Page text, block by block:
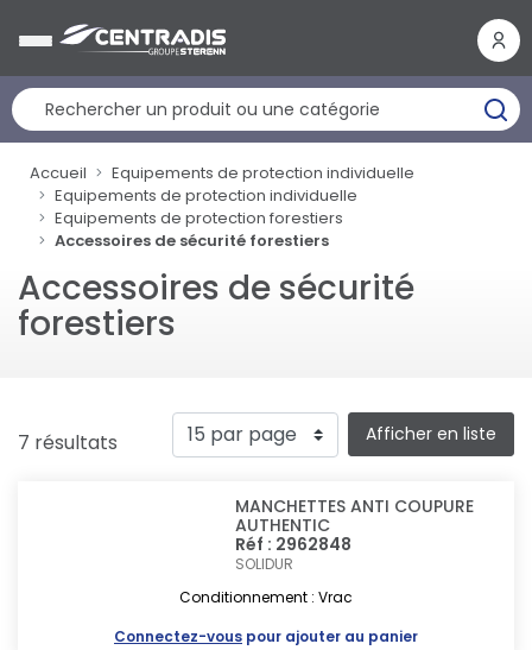
Accueil
Equipements de protection individuelle
Equipements de protection individuelle
Equipements de protection forestiers
Accessoires de sécurité forestiers
Accessoires de sécurité
forestiers
7 résultats Afficher en liste
MANCHETTES ANTI COUPURE
AUTHENTIC
Réf : 2962848
SOLIDUR
Conditionnement : Vrac
Connectez-vous pour ajouter au panier